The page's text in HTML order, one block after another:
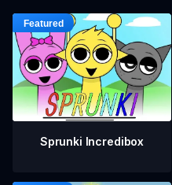
Sprunki Incredibox